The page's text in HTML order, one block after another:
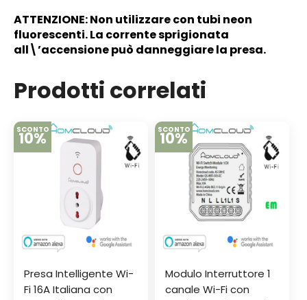
ATTENZIONE: Non utilizzare con tubi neon
fluorescenti. La corrente sprigionata
all\’accensione può danneggiare la presa.
Prodotti correlati
SCONTO
10%
Presa Intelligente Wi-
Fi 16A Italiana con
SCONTO
10%
Modulo Interruttore 1
canale Wi-Fi con